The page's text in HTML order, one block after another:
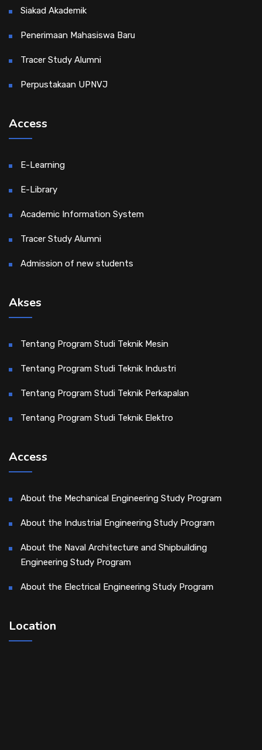
Siakad Akademik
Penerimaan Mahasiswa Baru
Tracer Study Alumni
Perpustakaan UPNVJ
Access
E-Learning
E-Library
Academic Information System
Tracer Study Alumni
Admission of new students
Akses
Tentang Program Studi Teknik Mesin
Tentang Program Studi Teknik Industri
Tentang Program Studi Teknik Perkapalan
Tentang Program Studi Teknik Elektro
Access
About the Mechanical Engineering Study Program
About the Industrial Engineering Study Program
About the Naval Architecture and Shipbuilding
Engineering Study Program
About the Electrical Engineering Study Program
Location